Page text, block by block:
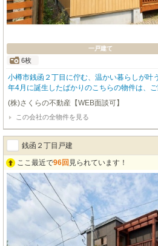
一戸建て
6枚
小樽市銭函２丁⽬に佇む、温かい暮らしが叶
年4月に誕生したばかりのこちらの物件は、
あふれる11.5帖のLDKは、カウンターキッチ
たシステムキッチンで、お料理の時間がさらに楽し
嬉しいウォークインクローゼットや、陽光が
浄トイレなど、日々の暮らしを豊かにする設
明るく、お車2台分の無料駐車場も完備しているので安
に位置し、徒歩圏内にはコンビニや郵便局が
ットハーバーも近く、休日のレジャーも気軽
(株)さくらの不動産【WEB面談可】
この会社の全物件を見る
銭函２丁目戸建
ここ最近で96回 見られています！